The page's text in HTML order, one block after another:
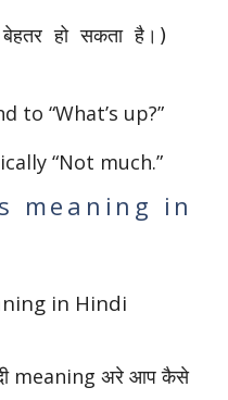
बेहतर हो सकता है।)
to “What’s up?”
“Not much.”
meaning in
in Hindi
meaning अरे आप कैसे